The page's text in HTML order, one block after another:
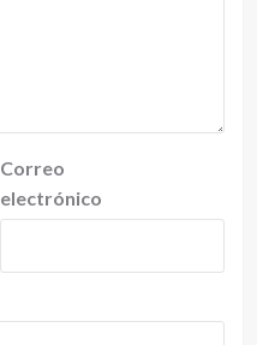
Correo
electrónico